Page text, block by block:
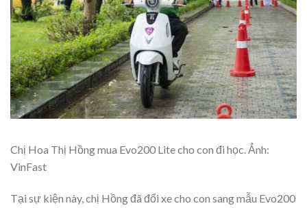
Chị Hoa Thị Hồng mua Evo200 Lite cho con đi học. Ảnh:
VinFast
Tại sự kiện này, chị Hồng đã đổi xe cho con sang mẫu Evo200